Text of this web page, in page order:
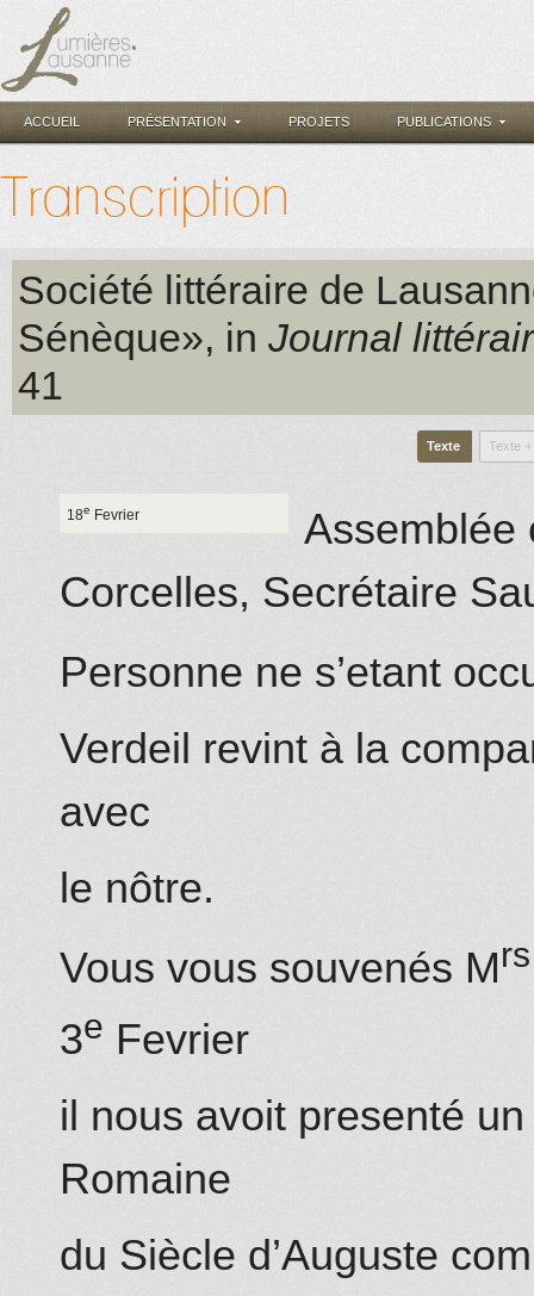
ACCUEIL PRÉSENTATION PROJETS PUBLICATIONS
Transcription
Société littéraire de
Sénèque», in Journal
41
Texte Texte
18e Fevrier
Assemblée
Corcelles, Secrétaire
Personne ne s’etant
Verdeil revint à la
avec
le nôtre.
Vous vous souvenés Mrs
3e Fevrier
il nous avoit presenté
Romaine
du Siècle d’Auguste